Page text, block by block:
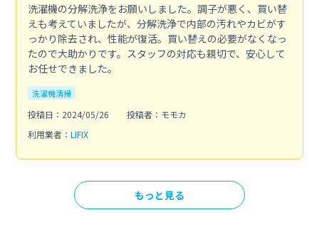
洗濯機の分解洗浄をお願いしました。調子が悪く、買い替
えも考えていましたが、分解洗浄で内部の汚れやカビがす
っかり除去され、性能が復活。買い替えの必要がなくなっ
たので大助かりです。スタッフの対応も親切で、安心して
お任せできました。
洗濯機清掃
投稿日：2024/05/26
投稿者：モモカ
利用業者： LIFIX
もっと見る